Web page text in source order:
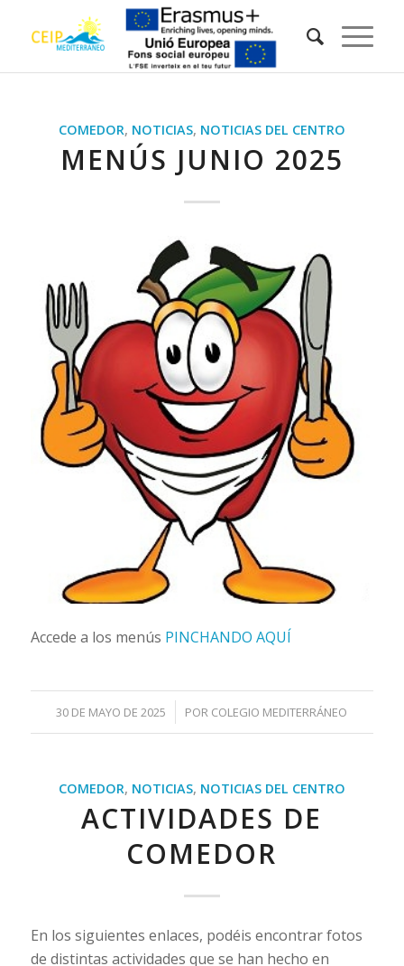
COMEDOR, NOTICIAS, NOTICIAS DEL CENTRO
MENÚS JUNIO 2025
Accede a los menús PINCHANDO AQUÍ
30 DE MAYO DE 2025
/ POR COLEGIO MEDITERRÁNEO
COMEDOR, NOTICIAS, NOTICIAS DEL CENTRO
ACTIVIDADES DE
COMEDOR
En los siguientes enlaces, podéis encontrar fotos
de distintas actividades que se han hecho en